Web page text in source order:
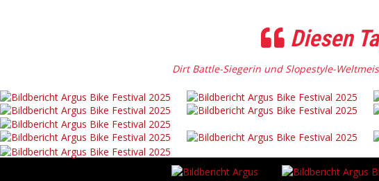
Diesen
Dirt Battle-Siegerin und Slopestyle-